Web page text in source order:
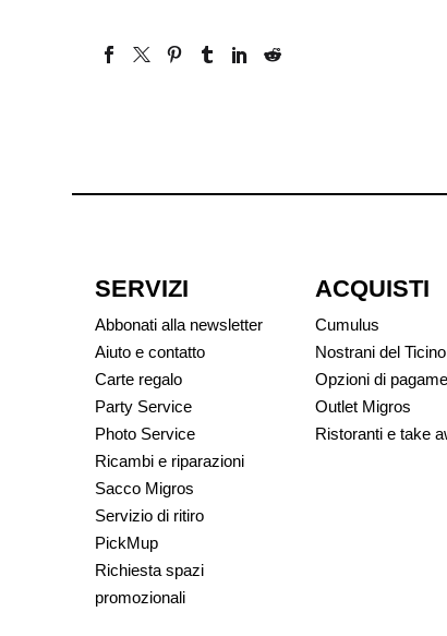
SERVIZI
Abbonati alla newsletter
Aiuto e contatto
Carte regalo
Party Service
Photo Service
Ricambi e riparazioni
Sacco Migros
Servizio di ritiro
PickMup
Richiesta spazi
promozionali
ACQUISTI
Cumulus
Nostrani del Ticino
Opzioni di
Outlet Migros
Ristoranti e take